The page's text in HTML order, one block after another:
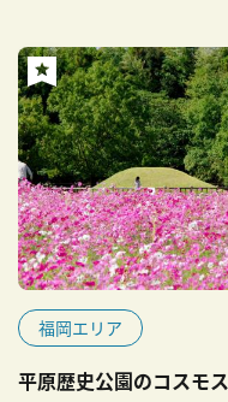
福岡エリア
平原歴史公園のコスモス